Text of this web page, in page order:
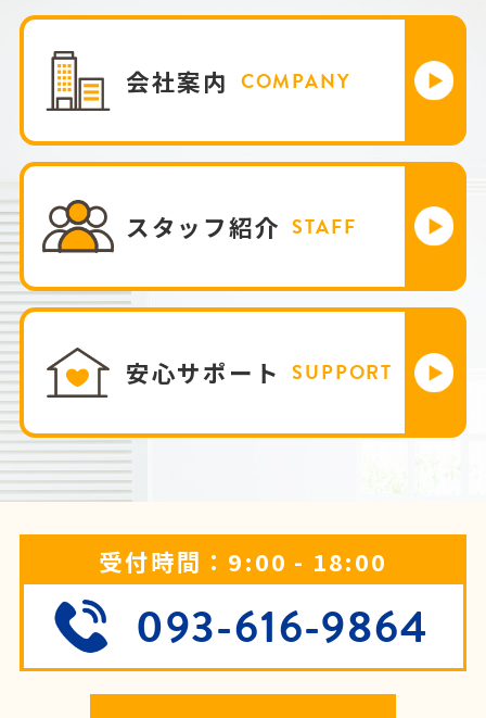
会社案内 COMPANY
スタッフ紹介 STAFF
安心サポート SUPPORT
受付時間：9:00 - 18:00
093-616-9864